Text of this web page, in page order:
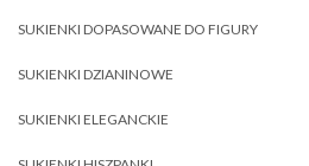
SUKIENKI DOPASOWANE DO FIGURY
SUKIENKI DZIANINOWE
SUKIENKI ELEGANCKIE